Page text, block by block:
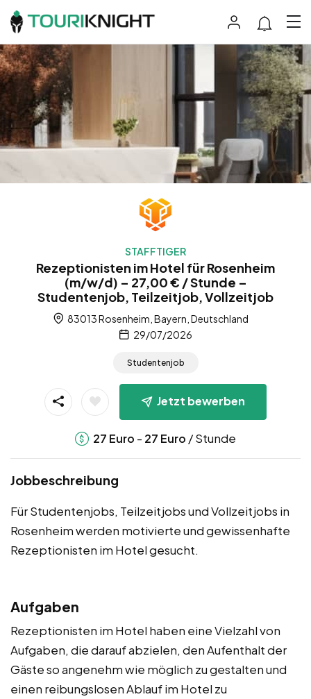
STAFFTIGER
Rezeptionisten im Hotel für Rosenheim
(m/w/d) – 27,00 € / Stunde –
Studentenjob, Teilzeitjob, Vollzeitjob
83013 Rosenheim, Bayern, Deutschland
29/07/2026
Studentenjob
Jetzt bewerben
27 Euro - 27 Euro / Stunde
Jobbeschreibung
Für Studentenjobs, Teilzeitjobs und Vollzeitjobs in
Rosenheim werden motivierte und gewissenhafte
Rezeptionisten im Hotel gesucht.
Aufgaben
Rezeptionisten im Hotel haben eine Vielzahl von
Aufgaben, die darauf abzielen, den Aufenthalt der
Gäste so angenehm wie möglich zu gestalten und
einen reibungslosen Ablauf im Hotel zu